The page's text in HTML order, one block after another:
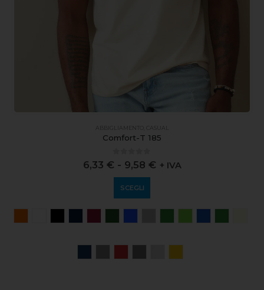
ABBIGLIAMENTO CASUAL
Comfort-T 185
0 out of 5
6,33 € - 9,58 € + IVA
SCEGLI